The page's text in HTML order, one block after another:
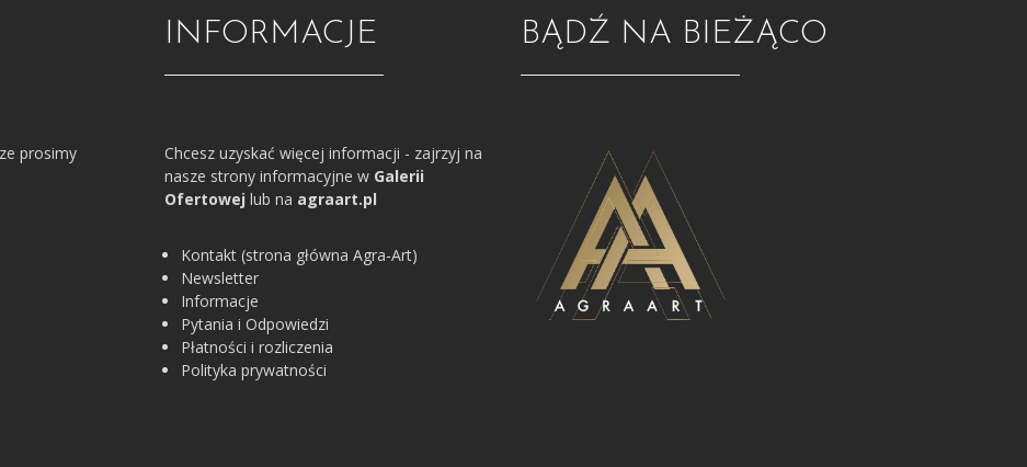
BĄDŹ NA BIEŻĄCO
INFORMACJE
Chcesz uzyskać więcej informacji - zajrzyj na
nasze strony informacyjne w Galerii
Ofertowej lub na agraart.pl
Kontakt (strona główna Agra-Art)
Newsletter
Informacje
Pytania i Odpowiedzi
Płatności i rozliczenia
Polityka prywatności
prosimy